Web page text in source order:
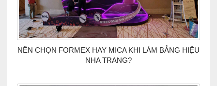
NÊN CHỌN FORMEX HAY MICA KHI LÀM BẢNG HIỆU
NHA TRANG?